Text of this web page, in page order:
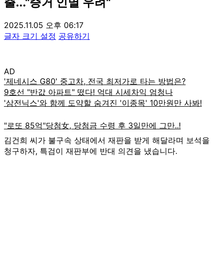
2025.11.05 오후 06:17
글자 크기 설정 공유하기
AD
김건희 씨가 불구속 상태에서 재판을 받게 해달라며 보석을
청구하자, 특검이 재판부에 반대 의견을 냈습니다.